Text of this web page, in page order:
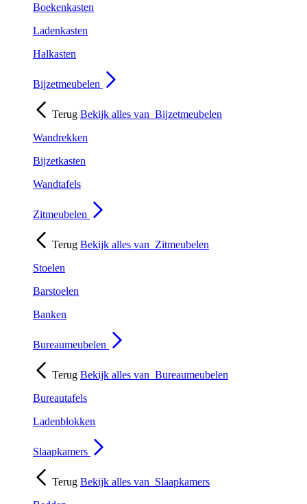
Boekenkasten
Ladenkasten
Halkasten
Bijzetmeubelen
Terug Bekijk alles van Bijzetmeubelen
Wandrekken
Bijzetkasten
Wandtafels
Zitmeubelen
Terug Bekijk alles van Zitmeubelen
Stoelen
Barstoelen
Banken
Bureaumeubelen
Terug Bekijk alles van Bureaumeubelen
Bureautafels
Ladenblokken
Slaapkamers
Terug Bekijk alles van Slaapkamers